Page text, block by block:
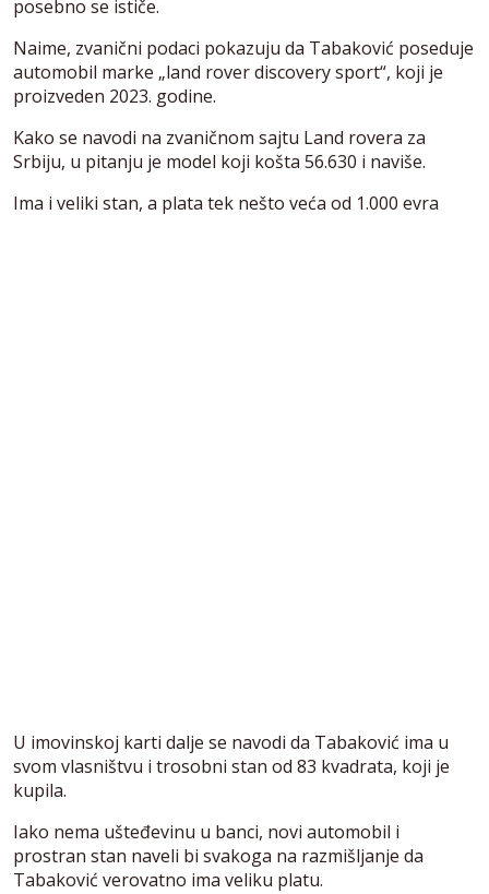
posebno se ističe.
Naime, zvanični podaci pokazuju da Tabaković poseduje
automobil marke „land rover discovery sport“, koji je
proizveden 2023. godine.
Kako se navodi na zvaničnom sajtu Land rovera za
Srbiju, u pitanju je model koji košta 56.630 i naviše.
Ima i veliki stan, a plata tek nešto veća od 1.000 evra
U imovinskoj karti dalje se navodi da Tabaković ima u
svom vlasništvu i trosobni stan od 83 kvadrata, koji je
kupila.
Iako nema ušteđevinu u banci, novi automobil i
prostran stan naveli bi svakoga na razmišljanje da
Tabaković verovatno ima veliku platu.